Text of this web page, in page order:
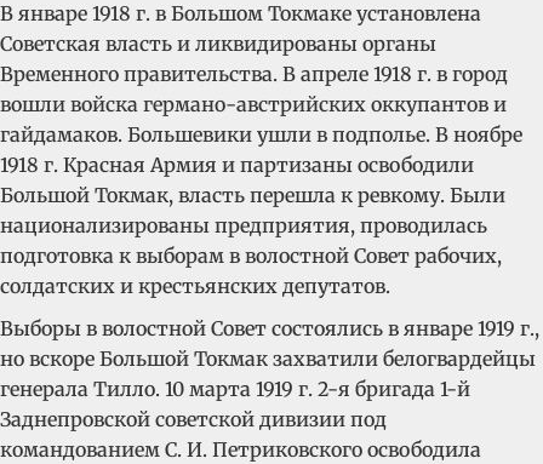
В январе 1918 г. в Большом Токмаке установлена
Советская власть и ликвидированы органы
Временного правительства. В апреле 1918 г. в город
вошли войска германо-австрийских оккупантов и
гайдамаков. Большевики ушли в подполье. В ноябре
1918 г. Красная Армия и партизаны освободили
Большой Токмак, власть перешла к ревкому. Были
национализированы предприятия, проводилась
подготовка к выборам в волостной Совет рабочих,
солдатских и крестьянских депутатов.
Выборы в волостной Совет состоялись в январе 1919 г.,
но вскоре Большой Токмак захватили белогвардейцы
генерала Тилло. 10 марта 1919 г. 2-я бригада 1-й
Заднепровской советской дивизии под
командованием С. И. Петриковского освободила